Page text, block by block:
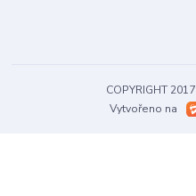
COPYRIGHT
Vytvořeno na